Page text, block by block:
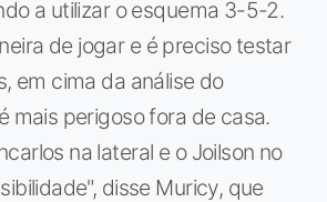
a utilizar o esquema 3-5-2.
de jogar e é preciso testar
em cima da análise do
mais perigoso fora de casa.
na lateral e o Joilson no
disse Muricy, que